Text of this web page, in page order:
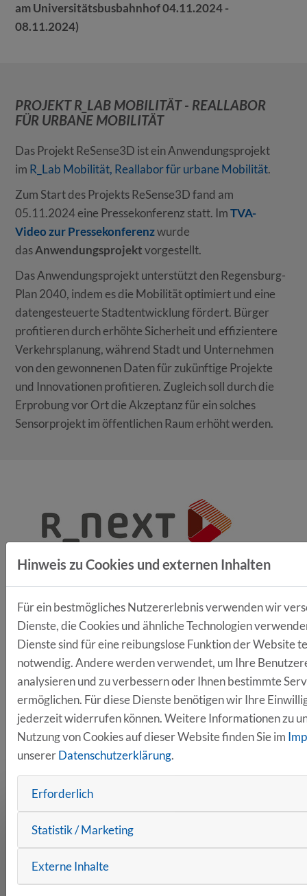
am Universitätsbusbahnhof 04.11.2024 -
08.11.2024)
PROJEKT R_LAB MOBILITÄT - REALLABOR
FÜR URBANE MOBILITÄT
Das Projekt ReSense3D ist ein Anwendungsprojekt
im R_Lab Mobilität, Reallabor für urbane Mobilität.
Zum Start des Projekts ReSense3D fand am
05.11.2024 eine Pressekonferenz statt. ImTVA-
Video zur Pressekonferenzwurde
dasAnwendungsprojektvorgestellt.
Das Anwendungsprojekt unterstützt den Regensburg-
Plan 2040, indem es die Mobilität optimiert und eine
datengesteuerte Stadtentwicklung fördert. Bürger
profitieren durch erhöhte Sicherheit und effizientere
Verkehrsplanung, während Stadt und Unternehmen
von den gewonnenen Daten für zukünftige Projekte
und Innovationen profitieren. Zugleich soll durch die
Erprobung vor Ort die Akzeptanz für ein solches
Sensorprojekt im öffentlichen Raum erhöht werden.
ANSPRECHPARTNER
Uwe Pfeil
Clustermanager
Tel. +49 941 604889 55
Hinweis zu Cookies und externen Inhalten
Für ein bestmögliches Nutzererlebnis verwenden wir
Dienste, die Cookies und ähnliche Technologien
Dienste sind für eine reibungslose Funktion der Website
notwendig. Andere werden verwendet, um Ihre
analysieren und zu verbessern oder Ihnen bestimmte
ermöglichen. Für diese Dienste benötigen wir Ihre
jederzeit widerrufen können. Weitere Informationen zu
Nutzung von Cookies auf dieser Website finden Sie im
unsererDatenschutzerklärung.
Erforderlich
Statistik / Marketing
Externe Inhalte